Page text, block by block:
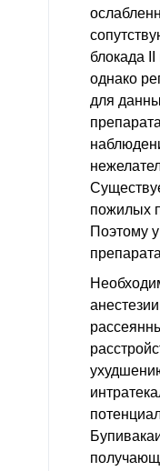
блокада
однако
для
пожилых
Поэтому